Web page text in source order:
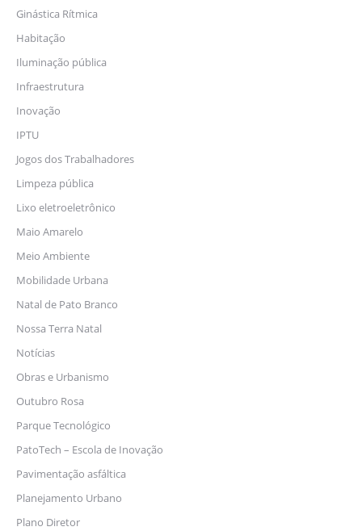
Ginástica Rítmica
Habitação
Iluminação pública
Infraestrutura
Inovação
IPTU
Jogos dos Trabalhadores
Limpeza pública
Lixo eletroeletrônico
Maio Amarelo
Meio Ambiente
Mobilidade Urbana
Natal de Pato Branco
Nossa Terra Natal
Notícias
Obras e Urbanismo
Outubro Rosa
Parque Tecnológico
PatoTech – Escola de Inovação
Pavimentação asfáltica
Planejamento Urbano
Plano Diretor